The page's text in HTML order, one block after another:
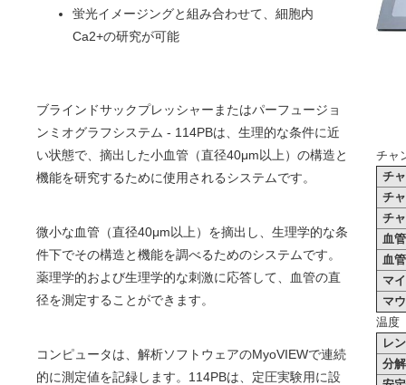
蛍光イメージングと組み合わせて、細胞内
Ca2+の研究が可能
ブラインドサックプレッシャーまたはパーフュージョ
ンミオグラフシステム - 114PBは、生理的な条件に近
い状態で、摘出した小血管（直径40μm以上）の構造と
機能を研究するために使用されるシステムです。
微小な血管（直径40μm以上）を摘出し、生理学的な条
件下でその構造と機能を調べるためのシステムです。
薬理学的および生理学的な刺激に応答して、血管の直
径を測定することができます。
コンピュータは、解析ソフトウェアのMyoVIEWで連続
的に測定値を記録します。114PBは、定圧実験用に設
チャ
チ
チ
チ
血
血
マ
マ
温度
レ
分